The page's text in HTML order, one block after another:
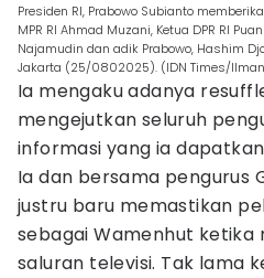
Presiden RI, Prabowo Subianto
MPR RI Ahmad Muzani, Ketua DPR RI
Najamudin dan adik Prabowo, Hashim
Jakarta (25/0802025). (IDN Times/
Ia mengaku adanya
mengejutkan seluruh
informasi yang ia
Ia dan bersama pengurus
justru baru memastikan
sebagai Wamenhut ketika
saluran televisi. Tak lama